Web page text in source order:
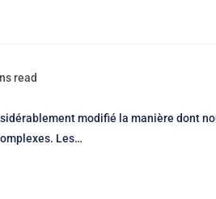
read
modifié la manière dont
Les…